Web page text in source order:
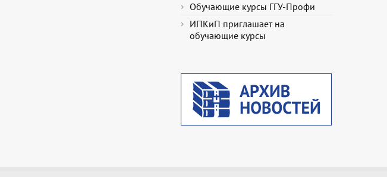
Обучающие курсы ГГУ-Профи
ИПКиП приглашает на
обучающие курсы